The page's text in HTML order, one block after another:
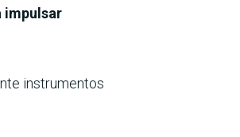
impulsar
instrumentos